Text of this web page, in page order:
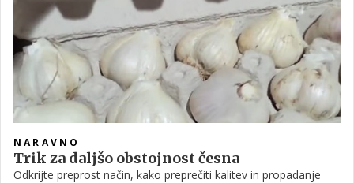
NARAVNO
Trik za daljšo obstojnost česna
Odkrijte preprost način, kako preprečiti kalitev in propadanje